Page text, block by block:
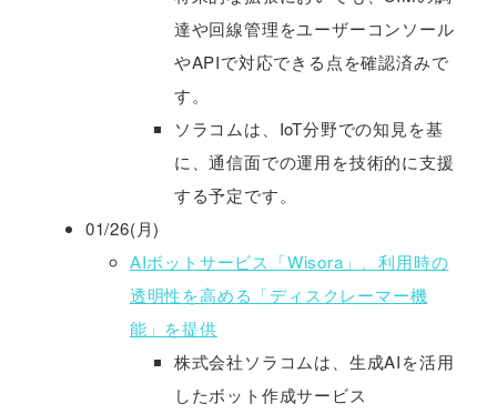
達や回線管理をユーザーコンソール
やAPIで対応できる点を確認済みで
す。
ソラコムは、IoT分野での知見を基
に、通信面での運用を技術的に支援
する予定です。
01/26(月)
AIボットサービス「Wisora」、利用時の
透明性を高める「ディスクレーマー機
能」を提供
株式会社ソラコムは、生成AIを活用
したボット作成サービス